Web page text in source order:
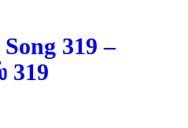
319 –
319